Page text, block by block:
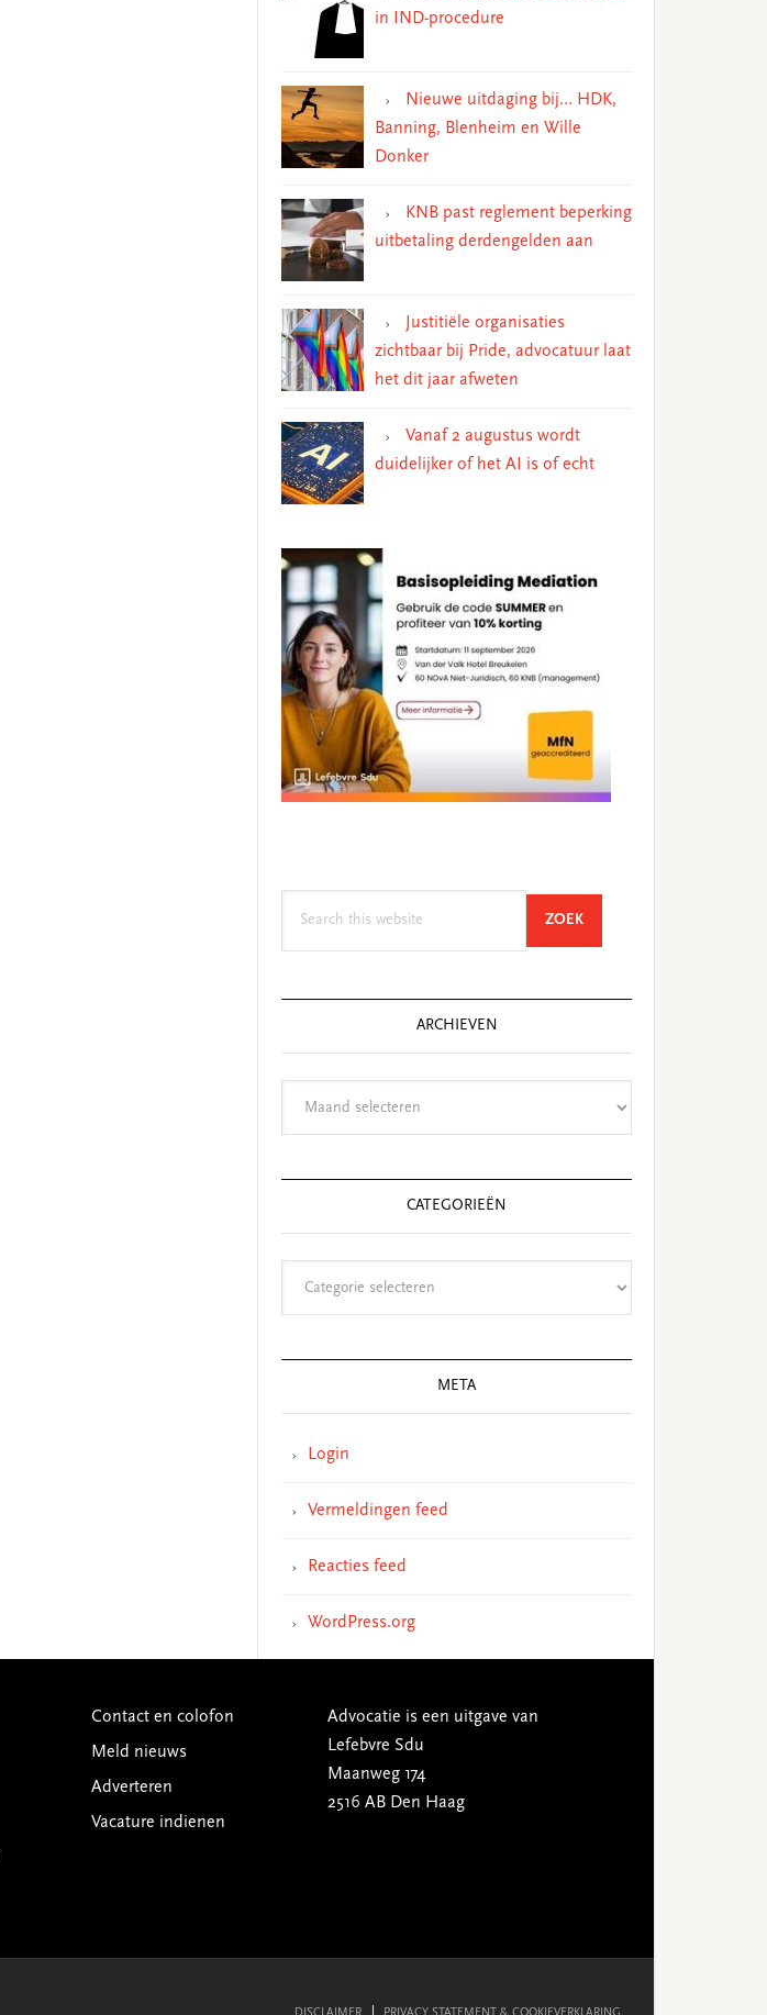
in IND-procedure
Nieuwe uitdaging bij… HDK,
Banning, Blenheim en Wille
Donker
KNB past reglement beperking
uitbetaling derdengelden aan
Justitiële organisaties
zichtbaar bij Pride, advocatuur laat
het dit jaar afweten
Vanaf 2 augustus wordt
duidelijker of het AI is of echt
ZOEKSEARCH
ARCHIEVEN
CATEGORIEËN
META
Login
Vermeldingen feed
Reacties feed
WordPress.org
Contact en colofon
Meld nieuws
Adverteren
Vacature indienen
Advocatie is een uitgave van
Lefebvre Sdu
Maanweg 174
2516 AB Den Haag